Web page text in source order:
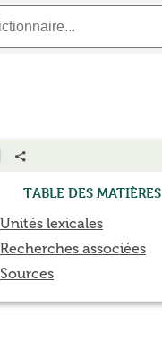
Table des matières
Unités lexicales
Recherches associées
Sources